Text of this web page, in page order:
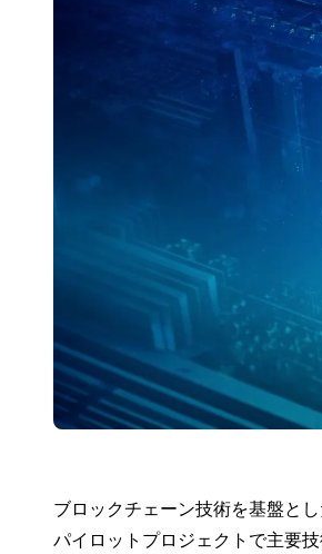
ブロックチェーン技術を基盤と
パイロットプロジェクトで主要